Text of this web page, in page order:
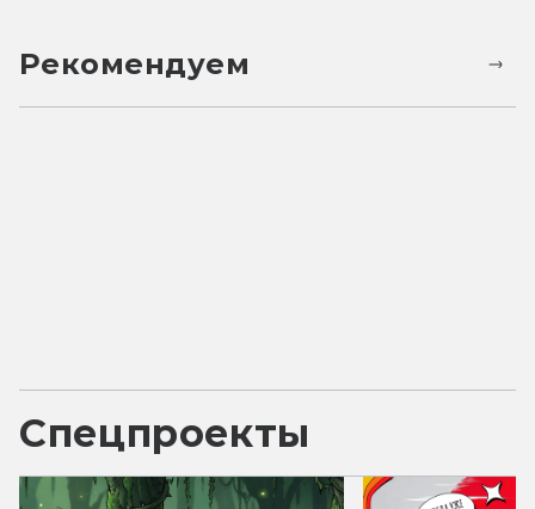
Рекомендуем
Спецпроекты